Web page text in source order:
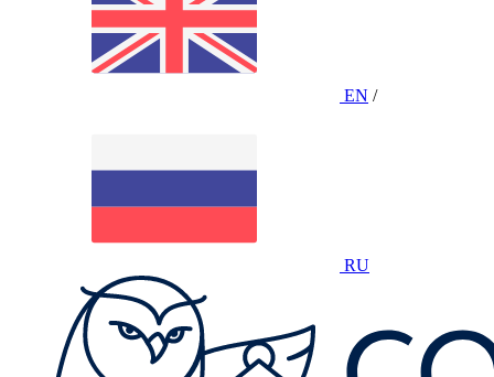
EN /
RU